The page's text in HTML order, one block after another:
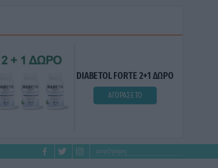
DIABETOL FORTE 2+1 ΔΩΡΟ
ΑΓΟΡΑΣΕ ΤΟ